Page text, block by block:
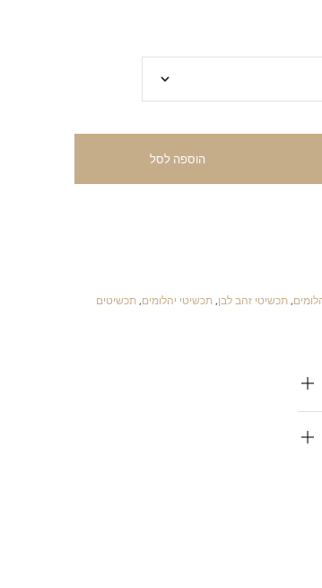
הוספה לסל
, תכשיטי זהב לבן, תכשיטי יהלומים, תכשיטים